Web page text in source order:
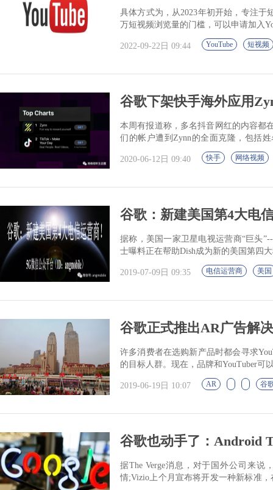
具体方式为，从2023年初开始，专注于
万短视频浏览量的门槛，可以申请加入
2022-09-22日 09:44 YouTube 短视频
谷歌下架快手海外应用
本周有报道称，多名抖音网红的内容都
们的帐户遭到Zynn的全面克隆，包括
Zynn在美国推出的时间。
2020-06-12日 09:40
快手 网络视频
谷歌：新建美国第4大电
据称，美国一家卫星电视运营商“巨头
士曝料正在帮助Dish成为新的美国第四
2019-07-09日 09:35 电信运营商 美国
谷歌正式推出AR广告解
许多消费者在选购新产品时都会寻求
的目标人群。现在，品牌和YouTuber可
2019-06-19日 10:07 AR 谷
谷歌也动手了：Android
据The Verge消息，对于国外公司来说
情;Vizio上个月宣布将开发一种新标准